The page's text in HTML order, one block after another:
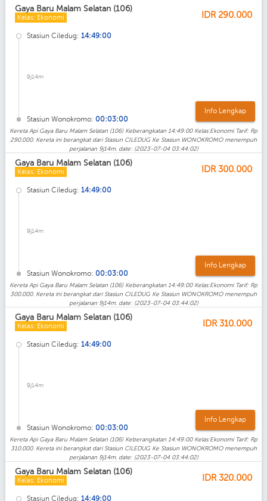
Gaya Baru Malam Selatan (106)
Kelas: Ekonomi IDR 290.000
Stasiun Ciledug: 14:49:00
9j14m
Stasiun Wonokromo: 00:03:00
Info Lengkap
Kereta Api Gaya Baru Malam Selatan (106) Keberangkatan 14:49:00 Kelas:Ekonomi Tarif: Rp
290.000. Kereta ini berangkat dari Stasiun CILEDUG Ke Stasiun WONOKROMO menempuh
perjalanan 9j14m. date: (2023-07-04 03:44:02)
Gaya Baru Malam Selatan (106)
Kelas: Ekonomi IDR 300.000
Stasiun Ciledug: 14:49:00
9j14m
Stasiun Wonokromo: 00:03:00
Info Lengkap
Kereta Api Gaya Baru Malam Selatan (106) Keberangkatan 14:49:00 Kelas:Ekonomi Tarif: Rp
300.000. Kereta ini berangkat dari Stasiun CILEDUG Ke Stasiun WONOKROMO menempuh
perjalanan 9j14m. date: (2023-07-04 03:44:02)
Gaya Baru Malam Selatan (106)
Kelas: Ekonomi IDR 310.000
Stasiun Ciledug: 14:49:00
9j14m
Stasiun Wonokromo: 00:03:00
Info Lengkap
Kereta Api Gaya Baru Malam Selatan (106) Keberangkatan 14:49:00 Kelas:Ekonomi Tarif: Rp
310.000. Kereta ini berangkat dari Stasiun CILEDUG Ke Stasiun WONOKROMO menempuh
perjalanan 9j14m. date: (2023-07-04 03:44:02)
Gaya Baru Malam Selatan (106)
Kelas: Ekonomi IDR 320.000
Stasiun Ciledug: 14:49:00